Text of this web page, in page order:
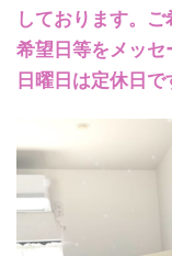
しております。
希望日等をメッセ
日曜日は定休日で